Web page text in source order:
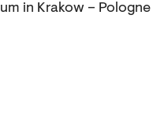
in Krakow – Pologne